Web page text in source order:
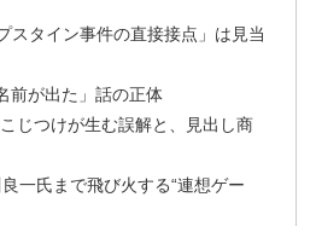
スタイン事件の直接接点」は見当
前が出た」話の正体
じつけが生む誤解と、見出し商
一氏まで飛び火する“連想ゲー